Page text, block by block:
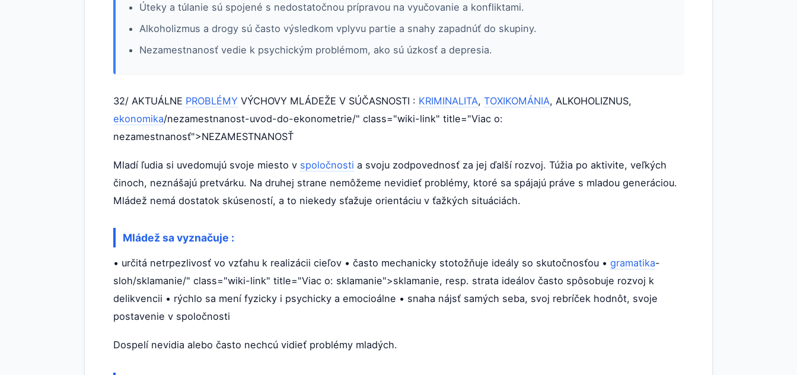
Úteky a túlanie sú spojené s nedostatočnou prípravou na vyučovanie a konfliktami.
Alkoholizmus a drogy sú často výsledkom vplyvu partie a snahy zapadnúť do skupiny.
Nezamestnanosť vedie k psychickým problémom, ako sú úzkosť a depresia.
32/ AKTUÁLNE PROBLÉMY VÝCHOVY MLÁDEŽE V SÚČASNOSTI : KRIMINALITA, TOXIKOMÁNIA, ALKOHOLIZNUS,
ekonomika/nezamestnanost-uvod-do-ekonometrie/" class="wiki-link" title="Viac o:
nezamestnanosť">NEZAMESTNANOSŤ
Mladí ľudia si uvedomujú svoje miesto v spoločnosti a svoju zodpovednosť za jej ďalší rozvoj. Túžia po aktivite, veľkých
činoch, neznášajú pretvárku. Na druhej strane nemôžeme nevidieť problémy, ktoré sa spájajú práve s mladou generáciou.
Mládež nemá dostatok skúseností, a to niekedy sťažuje orientáciu v ťažkých situáciách.
Mládež sa vyznačuje :
• určitá netrpezlivosť vo vzťahu k realizácii cieľov • často mechanicky stotožňuje ideály so skutočnosťou • gramatika-
sloh/sklamanie/" class="wiki-link" title="Viac o: sklamanie">sklamanie, resp. strata ideálov často spôsobuje rozvoj k
delikvencii • rýchlo sa mení fyzicky i psychicky a emocioálne • snaha nájsť samých seba, svoj rebríček hodnôt, svoje
postavenie v spoločnosti
Dospelí nevidia alebo často nechcú vidieť problémy mladých.